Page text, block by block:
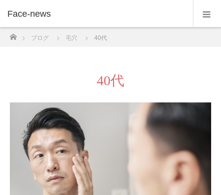
Face-news
ブログ 毛穴 40代
40代